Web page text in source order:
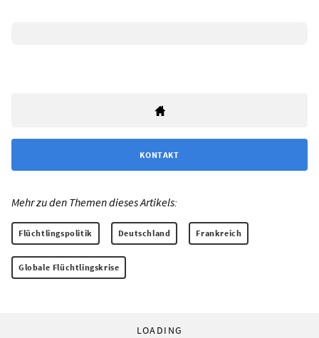
KONTAKT
Mehr zu den Themen dieses Artikels:
Flüchtlingspolitik Deutschland Frankreich
Globale Flüchtlingskrise
LOADING